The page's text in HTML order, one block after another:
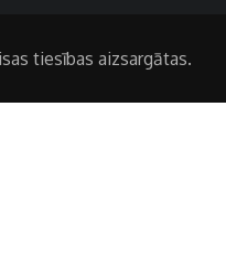
tiesības aizsargātas.